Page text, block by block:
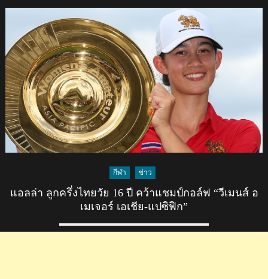
กีฬา ข่าว
แอลล่า ลูกครึ่งไทยวัย 16 ปี คว้าแชมป์กอล์ฟ “วีเมนส์ อ
เมเจอร์ เอเชีย-แปซิฟิก”